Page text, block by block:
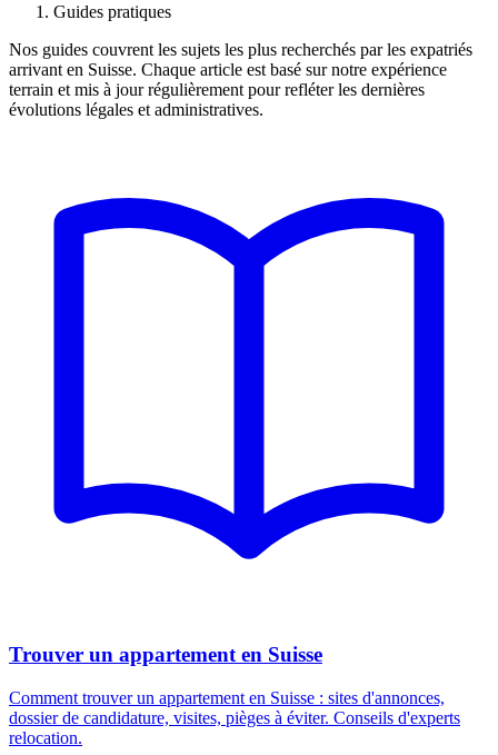
Guides pratiques
Nos guides couvrent les sujets les plus recherchés par les expatriés
arrivant en Suisse. Chaque article est basé sur notre expérience
terrain et mis à jour régulièrement pour refléter les dernières
évolutions légales et administratives.
Trouver un appartement en Suisse
Comment trouver un appartement en Suisse : sites d'annonces,
dossier de candidature, visites, pièges à éviter. Conseils d'experts
relocation.